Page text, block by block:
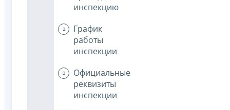
инспекцию
График
работы
инспекции
Официальные
реквизиты
инспекции